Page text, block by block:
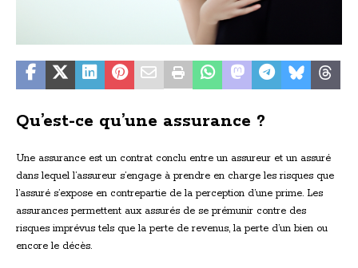
Qu’est-ce qu’une assurance ?
Une assurance est un contrat conclu entre un assureur et un assuré
dans lequel l’assureur s’engage à prendre en charge les risques que
l’assuré s’expose en contrepartie de la perception d’une prime. Les
assurances permettent aux assurés de se prémunir contre des
risques imprévus tels que la perte de revenus, la perte d’un bien ou
encore le décès.